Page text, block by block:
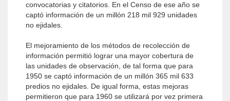
convocatorias y citatorios. En el Censo de ese año se
captó información de un millón 218 mil 929 unidades
no ejidales.
El mejoramiento de los métodos de recolección de
información permitió lograr una mayor cobertura de
las unidades de observación, de tal forma que para
1950 se captó información de un millón 365 mil 633
predios no ejidales. De igual forma, estas mejoras
permitieron que para 1960 se utilizará por vez primera